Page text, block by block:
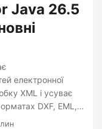
Java 26.5
електронної
XML і усуває
DXF, EML,